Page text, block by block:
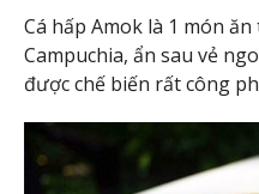
Cá hấp Amok là 1 món
Campuchia, ẩn sau vẻ
được chế biến rất công